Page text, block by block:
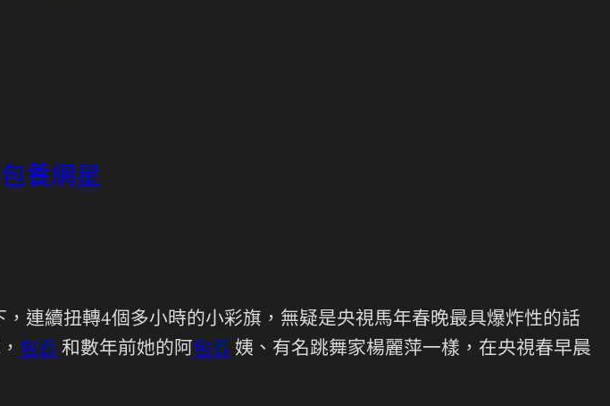
養網星
連續扭轉4個多小時的小彩旗，無疑是央視馬年春晚最具爆炸性的話
包養 和數年前她的阿包養 姨、有名跳舞家楊麗萍一樣，在央視春早晨